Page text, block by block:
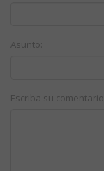
Asunto:
Escriba su comentario: